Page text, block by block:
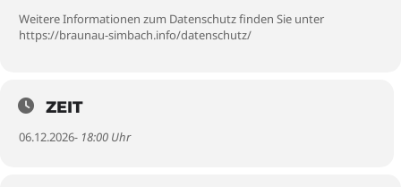
Weitere Informationen zum Datenschutz finden Sie unter
https://braunau-simbach.info/datenschutz/
ZEIT
06.12.2026- 18:00 Uhr